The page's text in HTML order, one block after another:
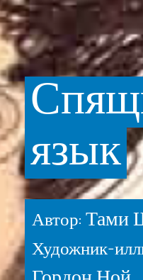
язык
Автор: Тами
Художник-